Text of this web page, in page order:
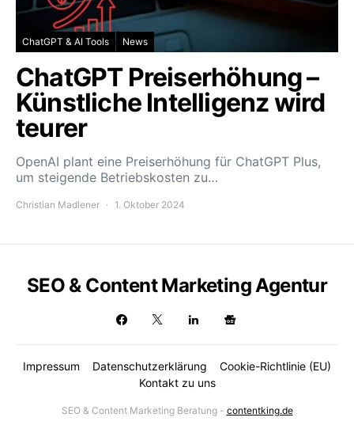
ChatGPT & AI Tools News
ChatGPT Preiserhöhung –
Künstliche Intelligenz wird
teurer
OpenAI plant eine Preiserhöhung für ChatGPT Plus,
um steigende Betriebskosten zu…
Christian Madlener 1. Oktober 2024
SEO & Content Marketing Agentur
Impressum Datenschutzerklärung
Cookie-Richtlinie (EU)
Kontakt zu uns
SEO & Content Marketing Beratung - contentking.de